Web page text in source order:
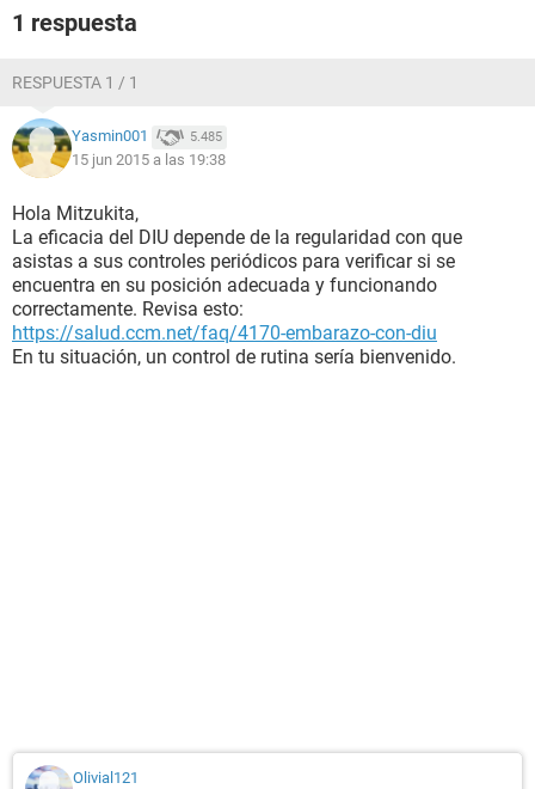
1 respuesta
RESPUESTA 1 / 1
Yasmin001 5.485
15 jun 2015 a las 19:38
Hola Mitzukita,
La eficacia del DIU depende de la regularidad con que
asistas a sus controles periódicos para verificar si se
encuentra en su posición adecuada y funcionando
correctamente. Revisa esto:
https://salud.ccm.net/faq/4170-embarazo-con-diu
En tu situación, un control de rutina sería bienvenido.
Olivial121